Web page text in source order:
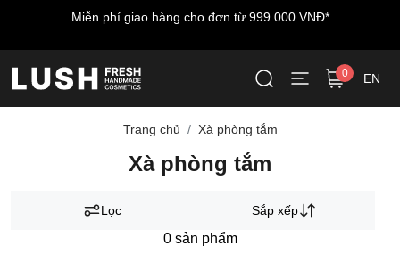
Miễn phí giao hàng cho đơn từ 999.000 VNĐ*
0 EN
Trang chủ Xà phòng tắm
Xà phòng tắm
0sản phẩm
Lọc Sắp xếp